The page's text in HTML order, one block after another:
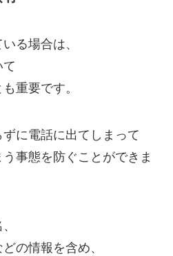
る場合は、
重要です。
に電話に出てしまって
事態を防ぐことができま
の情報を含め、